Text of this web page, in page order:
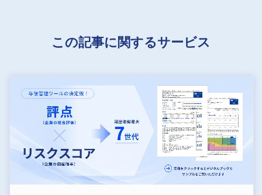
この記事に関するサービス